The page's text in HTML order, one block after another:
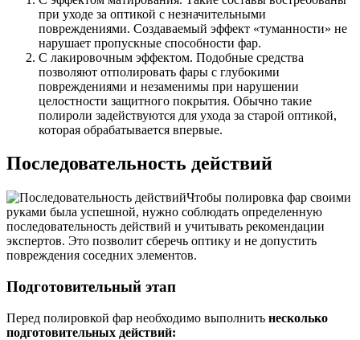
при уходе за оптикой с незначительными
повреждениями. Создаваемый эффект «туманности» не
нарушает пропускные способности фар.
С лакировочным эффектом. Подобные средства
позволяют отполировать фары с глубокими
повреждениями и незаменимы при нарушении
целостности защитного покрытия. Обычно такие
полироли задействуются для ухода за старой оптикой,
которая обрабатывается впервые.
Последовательность действий
Чтобы полировка фар своими
руками была успешной, нужно соблюдать определенную
последовательность действий и учитывать рекомендации
экспертов. Это позволит сберечь оптику и не допустить
повреждения соседних элементов.
Подготовительный этап
Перед полировкой фар необходимо выполнить несколько
подготовительных действий: